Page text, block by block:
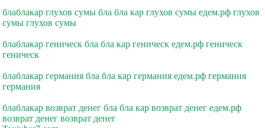
блаблакар глухов сумы бла бла кар глухов сумы едем.рф глухов
сумы глухов сумы
блаблакар геническ бла бла кар геническ едем.рф геническ
геническ
блаблакар германия бла бла кар германия едем.рф германия
германия
блаблакар возврат денег бла бла кар возврат денег едем.рф
возврат денег возврат денег